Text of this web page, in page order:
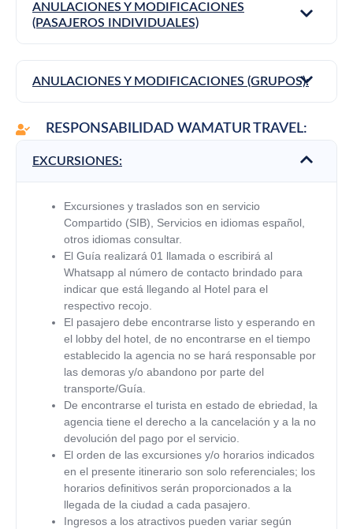
ANULACIONES Y MODIFICACIONES
(PASAJEROS INDIVIDUALES)
ANULACIONES Y MODIFICACIONES (GRUPOS):
RESPONSABILIDAD WAMATUR TRAVEL:
EXCURSIONES:
Excursiones y traslados son en servicio
Compartido (SIB), Servicios en idiomas español,
otros idiomas consultar.
El Guía realizará 01 llamada o escribirá al
Whatsapp al número de contacto brindado para
indicar que está llegando al Hotel para el
respectivo recojo.
El pasajero debe encontrarse listo y esperando en
el lobby del hotel, de no encontrarse en el tiempo
establecido la agencia no se hará responsable por
las demoras y/o abandono por parte del
transporte/Guía.
De encontrarse el turista en estado de ebriedad, la
agencia tiene el derecho a la cancelación y a la no
devolución del pago por el servicio.
El orden de las excursiones y/o horarios indicados
en el presente itinerario son solo referenciales; los
horarios definitivos serán proporcionados a la
llegada de la ciudad a cada pasajero.
Ingresos a los atractivos pueden variar según